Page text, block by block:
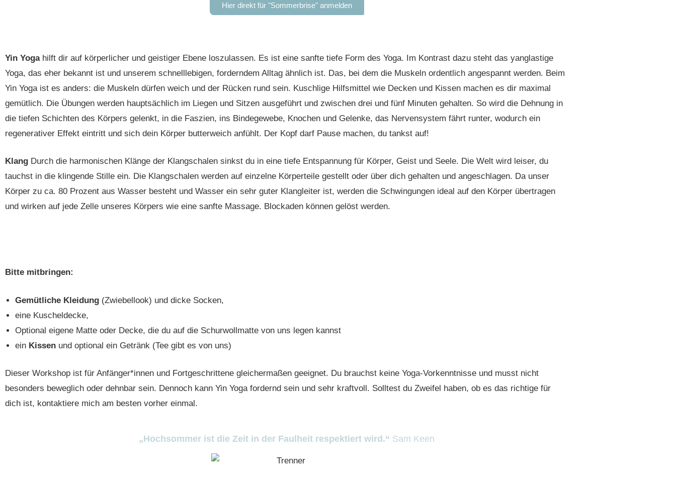
Hier direkt für "Sommerbrise" anmelden
Yin Yoga hilft dir auf körperlicher und geistiger Ebene loszulassen. Es ist eine sanfte tiefe Form des Yoga. Im Kontrast dazu steht das yanglastige
Yoga, das eher bekannt ist und unserem schnelllebigen, forderndem Alltag ähnlich ist. Das, bei dem die Muskeln ordentlich angespannt werden. Beim
Yin Yoga ist es anders: die Muskeln dürfen weich und der Rücken rund sein. Kuschlige Hilfsmittel wie Decken und Kissen machen es dir maximal
gemütlich. Die Übungen werden hauptsächlich im Liegen und Sitzen ausgeführt und zwischen drei und fünf Minuten gehalten. So wird die Dehnung in
die tiefen Schichten des Körpers gelenkt, in die Faszien, ins Bindegewebe, Knochen und Gelenke, das Nervensystem fährt runter, wodurch ein
regenerativer Effekt eintritt und sich dein Körper butterweich anfühlt. Der Kopf darf Pause machen, du tankst auf!
Klang Durch die harmonischen Klänge der Klangschalen sinkst du in eine tiefe Entspannung für Körper, Geist und Seele. Die Welt wird leiser, du
tauchst in die klingende Stille ein. Die Klangschalen werden auf einzelne Körperteile gestellt oder über dich gehalten und angeschlagen. Da unser
Körper zu ca. 80 Prozent aus Wasser besteht und Wasser ein sehr guter Klangleiter ist, werden die Schwingungen ideal auf den Körper übertragen
und wirken auf jede Zelle unseres Körpers wie eine sanfte Massage. Blockaden können gelöst werden.
Bitte mitbringen:
Gemütliche Kleidung (Zwiebellook) und dicke Socken,
eine Kuscheldecke,
Optional eigene Matte oder Decke, die du auf die Schurwollmatte von uns legen kannst
ein Kissen und optional ein Getränk (Tee gibt es von uns)
Dieser Workshop ist für Anfänger*innen und Fortgeschrittene gleichermaßen geeignet. Du brauchst keine Yoga-Vorkenntnisse und musst nicht
besonders beweglich oder dehnbar sein. Dennoch kann Yin Yoga fordernd sein und sehr kraftvoll. Solltest du Zweifel haben, ob es das richtige für
dich ist, kontaktiere mich am besten vorher einmal.
„Hochsommer ist die Zeit in der Faulheit respektiert wird.“ Sam Keen